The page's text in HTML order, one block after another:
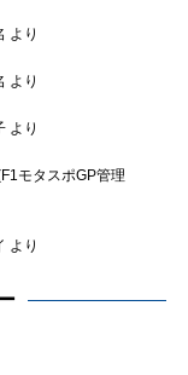
より
より
より
モタスポGP管理
より